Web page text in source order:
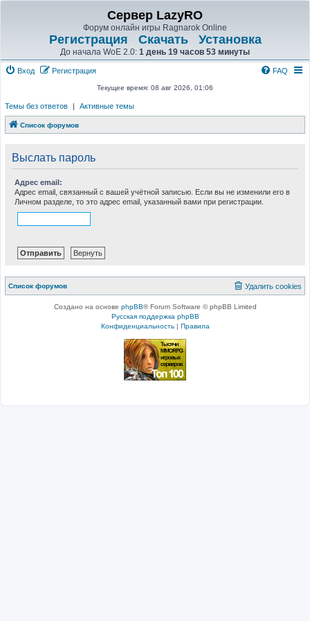
Сервер LazyRO
Форум онлайн игры Ragnarok Online
Регистрация Скачать Установка
До начала WoE 2.0: 1 день 19 часов 53 минуты
Вход Регистрация FAQ
Текущее время: 08 авг 2026, 01:06
Темы без ответов | Активные темы
Список форумов
Выслать пароль
Адрес email:
Адрес email, связанный с вашей учётной записью. Если вы не изменили его в
Личном разделе, то это адрес email, указанный вами при регистрации.
Список форумов Удалить cookies
Создано на основе phpBB® Forum Software © phpBB Limited
Русская поддержка phpBB
Конфиденциальность| Правила